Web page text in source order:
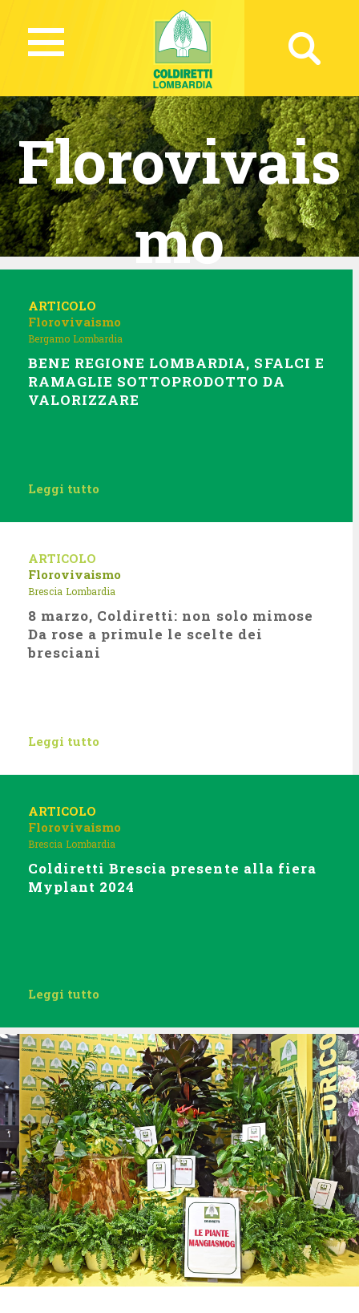
Florovivais
mo
ARTICOLO
Florovivaismo
Bergamo Lombardia
BENE REGIONE LOMBARDIA, SFALCI E
RAMAGLIE SOTTOPRODOTTO DA
VALORIZZARE
Leggi tutto
ARTICOLO
Florovivaismo
Brescia Lombardia
8 marzo, Coldiretti: non solo mimose
Da rose a primule le scelte dei
bresciani
Leggi tutto
ARTICOLO
Florovivaismo
Brescia Lombardia
Coldiretti Brescia presente alla fiera
Myplant 2024
Leggi tutto